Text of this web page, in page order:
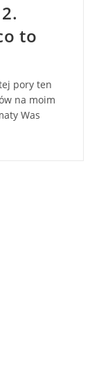
to
pory ten
na moim
Was